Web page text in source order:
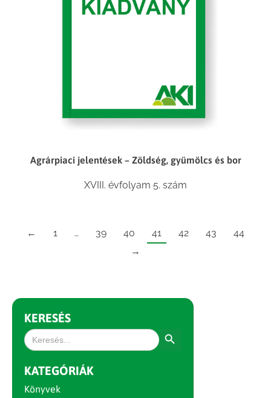
Agrárpiaci jelentések – Zöldség, gyümölcs és bor
XVIII. évfolyam 5. szám
← 1 … 39 40 41 42 43
44
→
KERESÉS
Search
for:
KATEGÓRIÁK
Könyvek